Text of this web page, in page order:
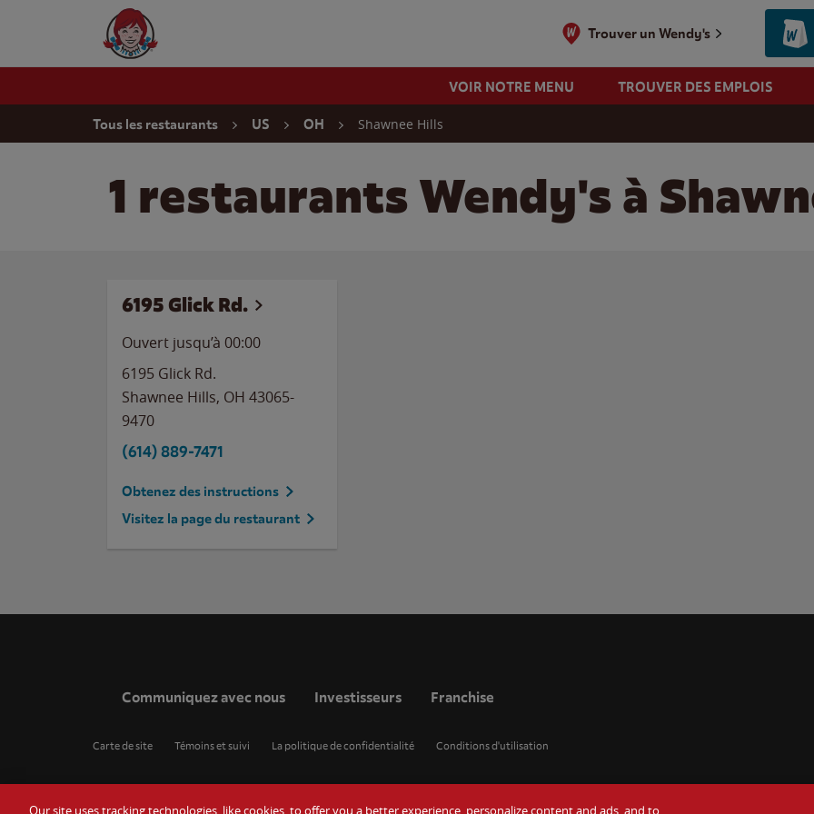
Wendy's Website Home
Trouver un Wendy's
VOIR NOTRE MENU TROUVER DES EMPLOIS
Return to NavTous les restaurants US OH Shawnee Hills
1 restaurants Wendy's à
6195 Glick Rd.
Ouvert jusqu’à 00:00
6195 Glick Rd.
Shawnee Hills, OH 43065-
9470
(614) 889-7471
Obtenez des instructions
Visitez la page du restaurant
Communiquez avec nous Investisseurs Franchise
Carte de site Témoins et suivi La politique de confidentialité Conditions d'utilisation
Our site uses tracking technologies, like cookies, to offer you a better experience, personalize content and ads, and to